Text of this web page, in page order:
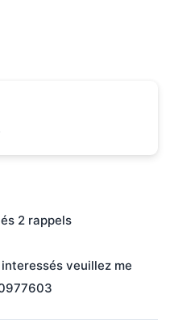
2 rappels
veuillez me